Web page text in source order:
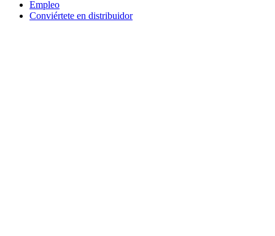
Empleo
Conviértete en distribuidor